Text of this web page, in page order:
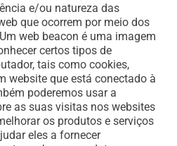
e/ou natureza das
que ocorrem por meio dos
web beacon é uma imagem
certos tipos de
tais como cookies,
website que está conectado à
poderemos usar a
as suas visitas nos websites
os produtos e serviços
eles a fornecer